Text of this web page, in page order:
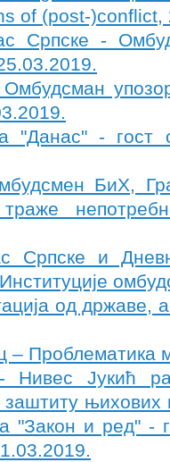
of (post-)conflict,
Српске -
- гост
БиХ,
Српске и
од државе,
– Проблематика
Јукић
њихових
"Закон и ред" -